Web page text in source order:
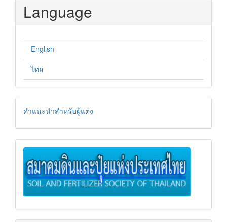
Language
English
ไทย
instructionforauthor
คำแนะนำสำหรับผู้แต่ง
soil